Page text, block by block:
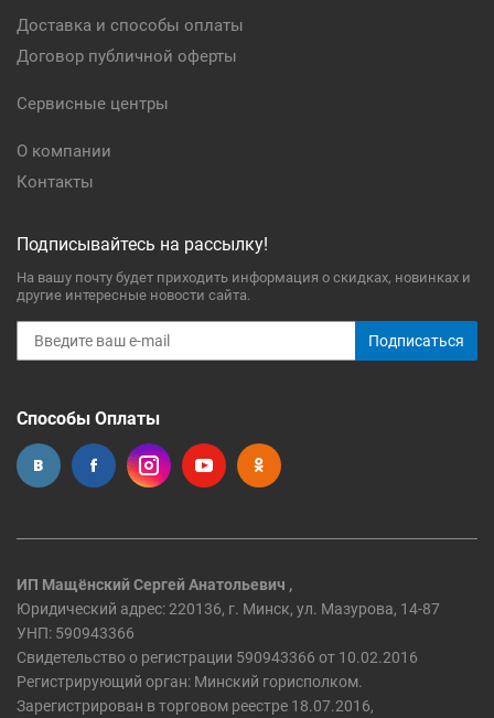
Доставка и способы оплаты
Договор публичной оферты
Сервисные центры
О компании
Контакты
Подписывайтесь на рассылку!
На вашу почту будет приходить информация о скидках, новинках и
другие интересные новости сайта.
Подписаться
Способы Оплаты
ИП Мащёнский Сергей Анатольевич ,
Юридический адрес: 220136, г. Минск, ул. Мазурова, 14-87
УНП: 590943366
Свидетельство о регистрации 590943366 от 10.02.2016
Регистрирующий орган: Минский горисполком.
Зарегистрирован в торговом реестре 18.07.2016,